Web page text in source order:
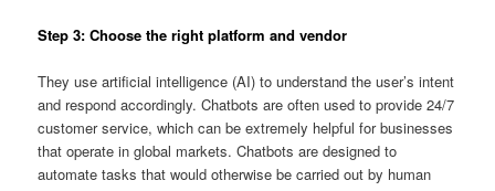
Step 3: Choose the right platform and vendor
They use artificial intelligence (AI) to understand the user’s intent
and respond accordingly. Chatbots are often used to provide 24/7
customer service, which can be extremely helpful for businesses
that operate in global markets. Chatbots are designed to
automate tasks that would otherwise be carried out by human